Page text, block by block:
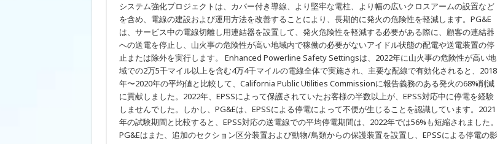
システム強化プロジェクトは、カバー付き導線、より堅牢な電柱、より幅の広いクロスアームの設置など
を含め、電線の建設および運用方法を改善することにより、長期的に発火の危険性を軽減します。PG&E
は、サービス中の電線切離し用連結器を設置して、発火危険性を軽減する必要がある際に、顧客の連結器
への送電を停止し、山火事の危険性が高い地域内で稼働の必要がないアイドル状態の配電や送電装置の停
止または除外を実行します。 Enhanced Powerline Safety Settingsは、2022年に山火事の危険性が高い地
域での2万5千マイル以上を含む4万4千マイルの電線全体で実施され、主要な配線で有効化されると、2018
年〜2020年の平均値と比較して、California Public Utilities Commissionに報告義務のある発火の68%削減
に貢献しました。2022年、EPSSによって保護されていたお客様の半数以上が、EPSS対応中に停電を経験
しませんでした。しかし、PG&Eは、EPSSによる停電によって不便が生じることを認識しています。2021
年の試験期間と比較すると、EPSS対応の送電線での平均停電期間は、2022年では56%も短縮されました。
PG&Eはまた、追加のセクション区分装置および動物/鳥類からの保護装置を設置し、EPSSによる停電の影